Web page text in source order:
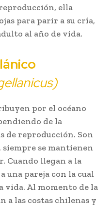
ella
para parir a su cría,
al año de vida.
por el océano
de la
de reproducción. Son
siempre se mantienen
Cuando llegan a la
una pareja con la cual
vida. Al momento de la
a las costas chilenas y